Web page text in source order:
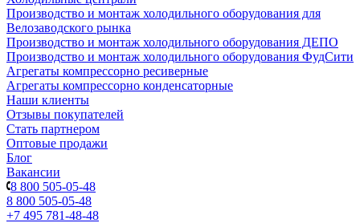
Производство и монтаж холодильного оборудования для
Велозаводского рынка
Производство и монтаж холодильного оборудования ДЕПО
Производство и монтаж холодильного оборудования ФудСити
Агрегаты компрессорно ресиверные
Агрегаты компрессорно конденсаторные
Наши клиенты
Отзывы покупателей
Стать партнером
Оптовые продажи
Блог
Вакансии
8 800 505-05-48
8 800 505-05-48
+7 495 781-48-48